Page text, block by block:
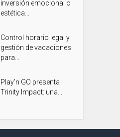
inversión emocional o
estética...
Control horario legal y
gestión de vacaciones
para...
Play’n GO presenta
Trinity Impact: una...